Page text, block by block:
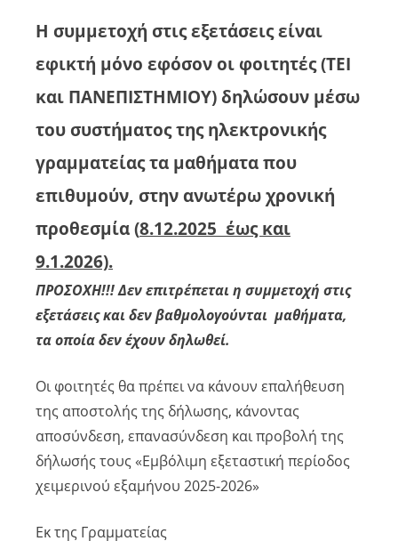
Η συμμετοχή στις εξετάσεις είναι
εφικτή μόνο εφόσον οι φοιτητές (ΤΕΙ
και ΠΑΝΕΠΙΣΤΗΜΙΟΥ) δηλώσουν μέσω
του συστήματος της ηλεκτρονικής
γραμματείας τα μαθήματα που
επιθυμούν, στην ανωτέρω χρονική
προθεσμία (8.12.2025 έως και
9.1.2026).
ΠΡΟΣΟΧΗ!!! Δεν επιτρέπεται η συμμετοχή στις
εξετάσεις και δεν βαθμολογούνται μαθήματα,
τα οποία δεν έχουν δηλωθεί.
Οι φοιτητές θα πρέπει να κάνουν επαλήθευση
της αποστολής της δήλωσης, κάνοντας
αποσύνδεση, επανασύνδεση και προβολή της
δήλωσής τους «Εμβόλιμη εξεταστική περίοδος
χειμερινού εξαμήνου 2025-2026»
Εκ της Γραμματείας